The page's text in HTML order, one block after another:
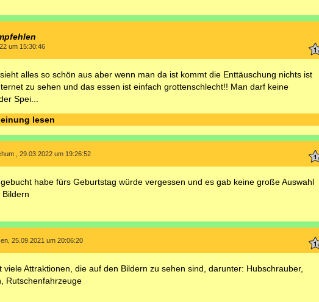
um 15:30:46
alles so schön aus aber wenn man da ist kommt die Enttäuschung nichts ist
zu sehen und das essen ist einfach grottenschlecht!! Man darf keine
Spei...
lesen
, 29.03.2022 um 19:26:52
habe fürs Geburtstag würde vergessen und es gab keine große Auswahl
25.09.2021 um 20:06:20
viele Attraktionen, die auf den Bildern zu sehen sind, darunter: Hubschrauber,
Rutschenfahrzeuge